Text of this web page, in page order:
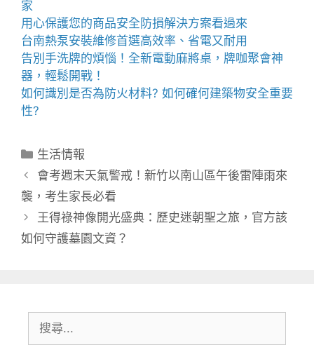
家
用心保護您的商品安全防損解決方案看過來
台南熱泵安裝維修首選高效率、省電又耐用
告別手洗牌的煩惱！全新電動麻將桌 ，牌咖聚會神
器，輕鬆開戰！
如何識別是否為防火材料? 如何確何建築物安全重要
性?
分
類
生活情報
會考週末天氣警戒！新竹以南山區午後雷陣雨來
襲，考生家長必看
王得祿神像開光盛典：歷史迷朝聖之旅，官方該
如何守護墓園文資？
尋: